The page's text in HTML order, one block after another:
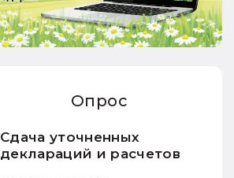
Опрос
Сдача уточненных
деклараций и расчетов